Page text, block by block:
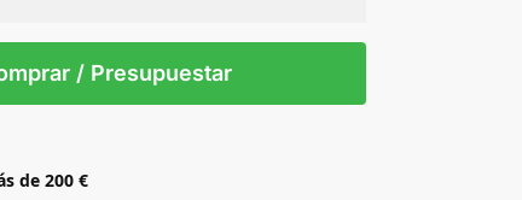
/ Presupuestar
de 200 €